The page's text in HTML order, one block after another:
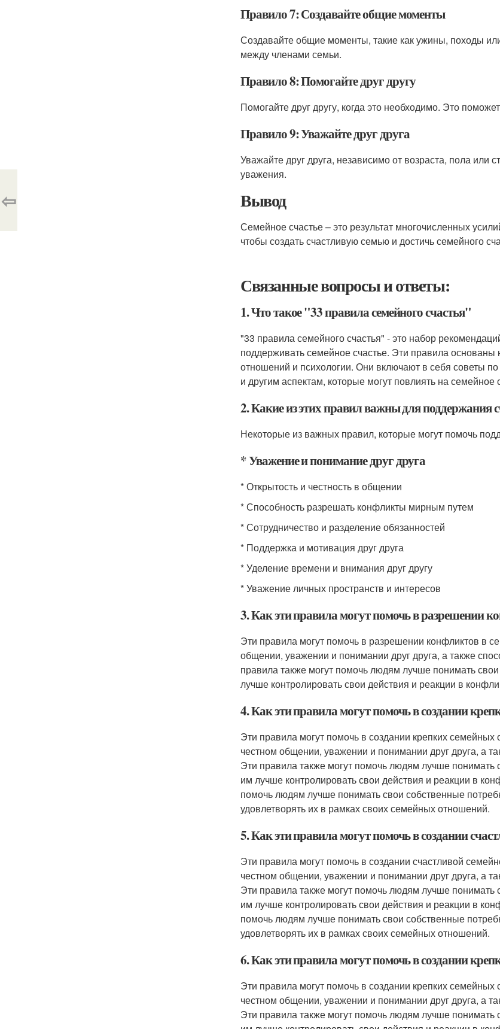
Правило 7: Создавайте общие моменты
Создавайте общие моменты, такие как ужины, походы
между членами семьи.
Правило 8: Помогайте друг другу
Помогайте друг другу, когда это необходимо. Это
Правило 9: Уважайте друг друга
Уважайте друг друга, независимо от возраста, пола
уважения.
Вывод
Семейное счастье – это результат многочисленных
чтобы создать счастливую семью и достичь семейного
Связанные вопросы и ответы:
1. Что такое "33 правила семейного счастья"
"33 правила семейного счастья" - это набор
поддерживать семейное счастье. Эти правила
отношений и психологии. Они включают в себя советы
и другим аспектам, которые могут повлиять на семейное
2. Какие из этих правил важны для поддержания
Некоторые из важных правил, которые могут помочь
* Уважение и понимание друг друга
* Открытость и честность в общении
* Способность разрешать конфликты мирным путем
* Сотрудничество и разделение обязанностей
* Поддержка и мотивация друг друга
* Уделение времени и внимания друг другу
* Уважение личных пространств и интересов
3. Как эти правила могут помочь в разрешении
Эти правила могут помочь в разрешении конфликтов в
общении, уважении и понимании друг друга, а также
правила также могут помочь людям лучше понимать
лучше контролировать свои действия и реакции в
4. Как эти правила могут помочь в создании
Эти правила могут помочь в создании крепких
честном общении, уважении и понимании друг друга, а
Эти правила также могут помочь людям лучше
им лучше контролировать свои действия и реакции в
помочь людям лучше понимать свои собственные
удовлетворять их в рамках своих семейных отношений.
5. Как эти правила могут помочь в создании
Эти правила могут помочь в создании счастливой
честном общении, уважении и понимании друг друга, а
Эти правила также могут помочь людям лучше
им лучше контролировать свои действия и реакции в
помочь людям лучше понимать свои собственные
удовлетворять их в рамках своих семейных отношений.
6. Как эти правила могут помочь в создании
Эти правила могут помочь в создании крепких
честном общении, уважении и понимании друг друга, а
Эти правила также могут помочь людям лучше
⇦